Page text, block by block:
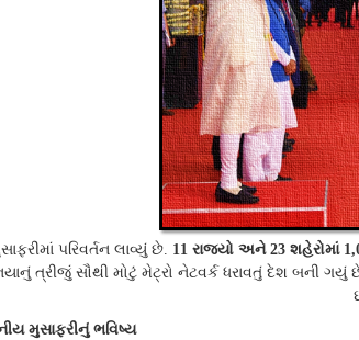
પરિવર્તન લાવ્યું છે. 11 રાજ્યો અને 23 શહેરોમાં
ત્રીજું સૌથી મોટું મેટ્રો નેટવર્ક ધરાવતું દેશ બની ગયું
મુસાફરીનું ભવિષ્ય